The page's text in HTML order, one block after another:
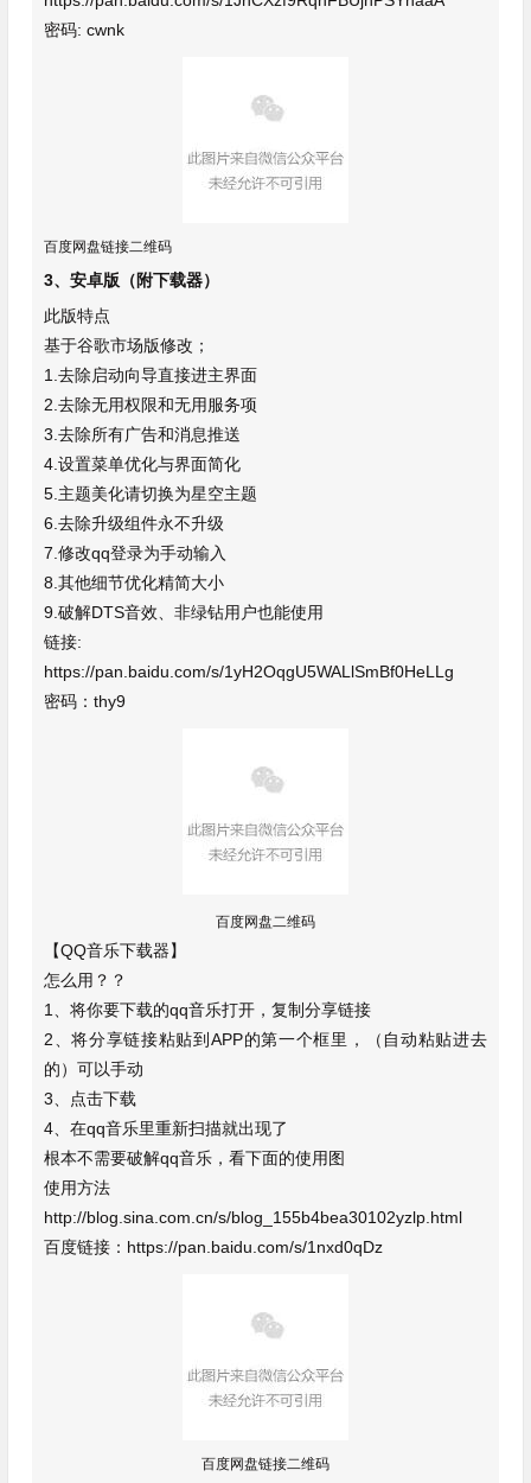
密码: cwnk
百度网盘链接二维码
3、安卓版（附下载器）
此版特点
基于谷歌市场版修改；
1.去除启动向导直接进主界面
2.去除无用权限和无用服务项
3.去除所有广告和消息推送
4.设置菜单优化与界面简化
5.主题美化请切换为星空主题
6.去除升级组件永不升级
7.修改qq登录为手动输入
8.其他细节优化精简大小
9.破解DTS音效、非绿钻用户也能使用
链接:
https://pan.baidu.com/s/1yH2OqgU5WALlSmBf0HeLLg
密码：thy9
百度网盘二维码
【QQ音乐下载器】
怎么用？？
1、将你要下载的qq音乐打开，复制分享链接
2、将分享链接粘贴到APP的第一个框里，（自动粘贴进去
的）可以手动
3、点击下载
4、在qq音乐里重新扫描就出现了
根本不需要破解qq音乐，看下面的使用图
使用方法
http://blog.sina.com.cn/s/blog_155b4bea30102yzlp.html
百度链接：https://pan.baidu.com/s/1nxd0qDz
百度网盘链接二维码